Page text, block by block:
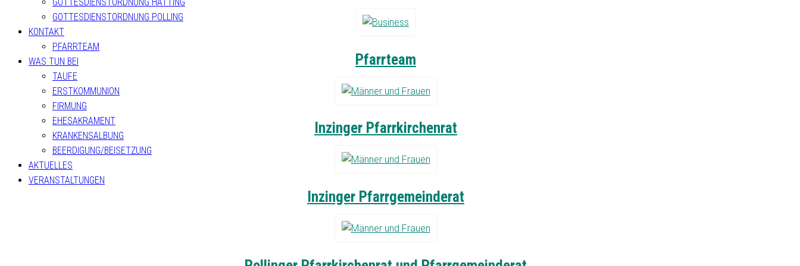
GOTTESDIENSTORDNUNG POLLING
KONTAKT
PFARRTEAM
WAS TUN BEI
TAUFE
ERSTKOMMUNION
FIRMUNG
EHESAKRAMENT
KRANKENSALBUNG
BEERDIGUNG/BEISETZUNG
AKTUELLES
VERANSTALTUNGEN
Pfarrteam
Inzinger Pfarrkirchenrat
Inzinger Pfarrgemeinderat